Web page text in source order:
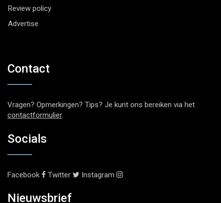
Review policy
Advertise
Contact
Vragen? Opmerkingen? Tips? Je kunt ons bereiken via het
contactformulier.
Socials
Facebook Twitter Instagram
Nieuwsbrief